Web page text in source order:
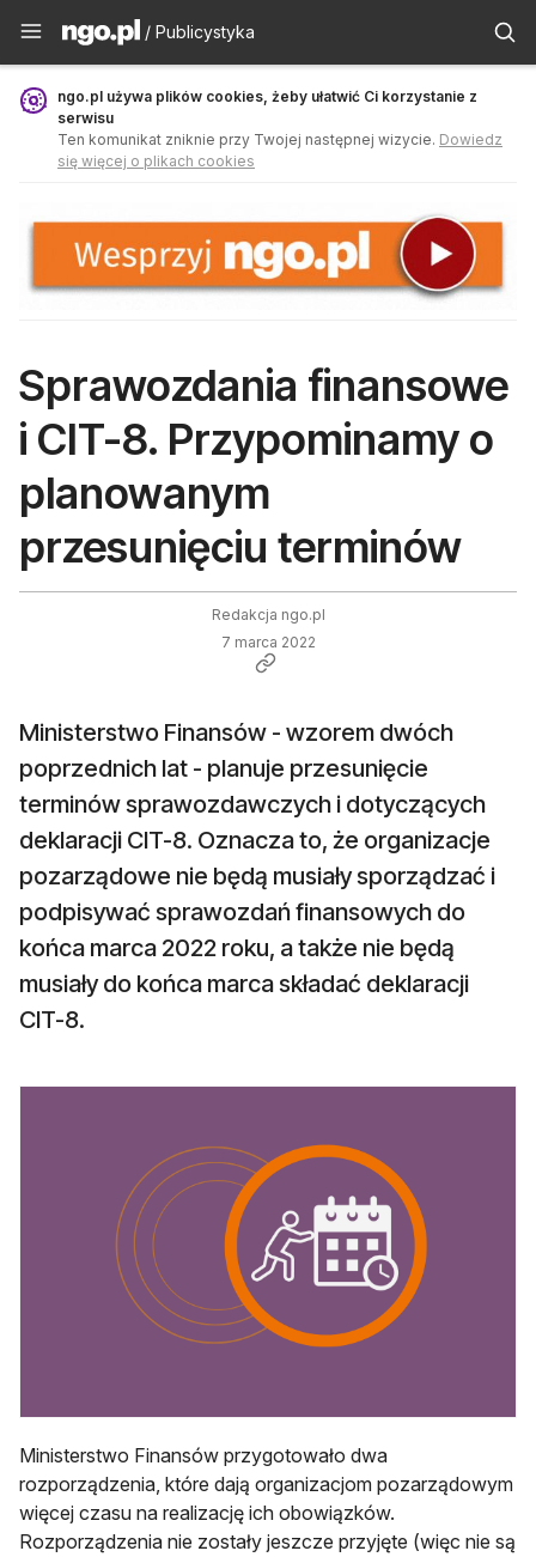
Publicystyka - ngo.pl
/ Publicystyka
ngo.pl używa plików cookies, żeby ułatwić Ci korzystanie z
serwisu
Ten komunikat zniknie przy Twojej następnej wizycie. Dowiedz
się więcej o plikach cookies
Sprawozdania finansowe
i CIT-8. Przypominamy o
planowanym
przesunięciu terminów
Redakcja ngo.pl
7 marca 2022
Ministerstwo Finansów - wzorem dwóch
poprzednich lat - planuje przesunięcie
terminów sprawozdawczych i dotyczących
deklaracji CIT-8. Oznacza to, że organizacje
pozarządowe nie będą musiały sporządzać i
podpisywać sprawozdań finansowych do
końca marca 2022 roku, a także nie będą
musiały do końca marca składać deklaracji
CIT-8.
Ministerstwo Finansów przygotowało dwa
rozporządzenia, które dają organizacjom pozarządowym
więcej czasu na realizację ich obowiązków.
Rozporządzenia nie zostały jeszcze przyjęte (więc nie są